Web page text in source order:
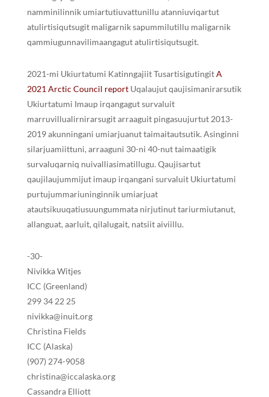
namminilinnik umiartutiuvattunillu atanniuviqartut
atulirtisiqutsugit maligarnik sapummilutillu maligarnik
qammiugunnavilimaangagut atulirtisiqutsugit.
2021-mi Ukiurtatumi Katinngajiit TusartisigutingitA
2021 Arctic Council reportUqalaujut qaujisimanirarsutik
Ukiurtatumi Imaup irqangagut survaluit
marruvillualirnirarsugit arraaguit pingasuujurtut 2013-
2019 akunningani umiarjuanut taimaitautsutik. Asinginni
silarjuamiittuni, arraaguni 30-ni 40-nut taimaatigik
survaluqarniq nuivalliasimatillugu. Qaujisartut
qaujilaujummijut imaup irqangani survaluit Ukiurtatumi
purtujummariuninginnik umiarjuat
atautsikuuqatiusuungummata nirjutinut tariurmiutanut,
allanguat, aarluit, qilalugait, natsiit aiviillu.
-30-
Nivikka Witjes
ICC (Greenland)
299 34 22 25
nivikka@inuit.org
Christina Fields
ICC (Alaska)
(907) 274-9058
christina@iccalaska.org
Cassandra Elliott